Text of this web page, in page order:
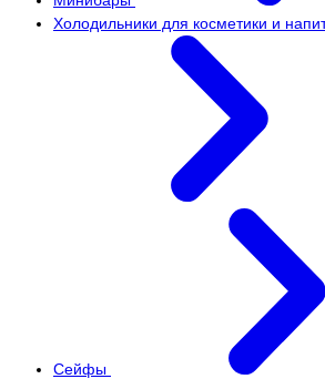
Холодильники для косметики и
Сейфы